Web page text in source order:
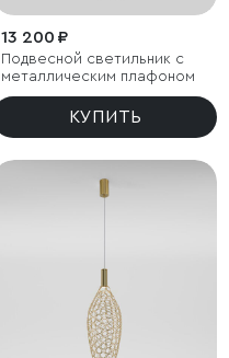
13 200 ₽
Подвесной светильник с
металлическим плафоном
КУПИТЬ